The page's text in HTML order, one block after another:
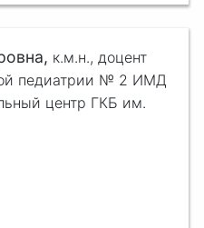
к.м.н., доцент
педиатрии № 2 ИМД
центр ГКБ им.